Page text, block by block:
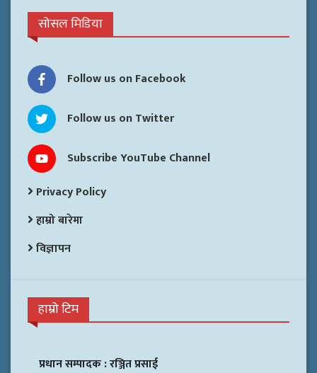
सोसल मिडिया
Follow us on Facebook
Follow us on Twitter
Subscribe YouTube Channel
Privacy Policy
हाम्रो बारेमा
विज्ञापन
हाम्रो टिम
प्रधान सम्पादक :रञ्जित प्रसाई